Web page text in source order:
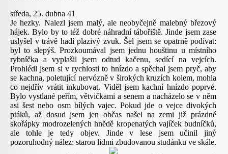
středa, 25. dubna 41
Je hezky. Nalezl jsem malý, ale neobyčejně malebný březový
hájek. Bylo by to též dobré náhradní tábořiště. Jinde jsem zase
uslyšel v trávě hadí plazivý zvuk. Šel jsem se opatrně podívat:
byl to slepýš. Prozkoumával jsem jednu houštinu u místního
rybníčka a vyplašil jsem odtud kačenu, sedící na vejcích.
Prohlédl jsem si v rychlosti to hnízdo a spěchal jsem pryč, aby
se kachna, poletující nervózně v širokých kruzích kolem, mohla
co nejdřív vrátit inkubovat. Viděl jsem kachní hnízdo poprvé.
Bylo vystlané peřím, větvičkami a senem a nacházelo se v něm
asi šest nebo osm bílých vajec. Pokud jde o vejce divokých
ptáků, až dosud jsem jen občas našel na zemi již prázdné
skořápky modrozelených hnědě kropenatých vajíček budníčků,
ale tohle je tedy objev. Jinde v lese jsem učinil jiný
pozoruhodný nález: starou lidmi zbudovanou studánku ve skále.